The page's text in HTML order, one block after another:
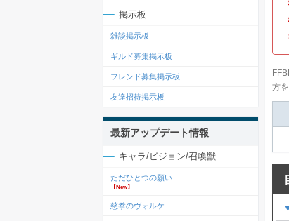
方
掲示板
雑談掲示板
ギルド募集掲示板
フレンド募集掲示板
友達招待掲示板
最新アップデート情報
キャラ/ビジョン/召喚獣
ただひとつの願い
【New】
慈拳のヴォルケ